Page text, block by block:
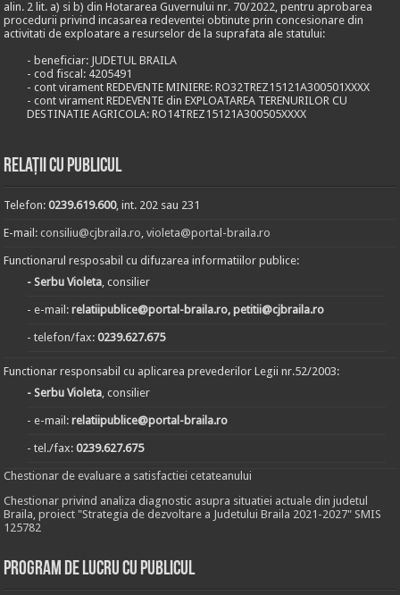
alin. 2 lit. a) si b) din Hotararea Guvernului nr. 70/2022, pentru aprobarea
procedurii privind incasarea redeventei obtinute prin concesionare din
activitati de exploatare a resurselor de la suprafata ale statului:
- beneficiar: JUDETUL BRAILA
- cod fiscal: 4205491
- cont virament REDEVENTE MINIERE: RO32TREZ15121A300501XXXX
- cont virament REDEVENTE din EXPLOATAREA TERENURILOR CU
DESTINATIE AGRICOLA: RO14TREZ15121A300505XXXX
Relații cu publicul
Telefon:0239.619.600, int. 202 sau 231
E-mail:consiliu@cjbraila.ro,violeta@portal-braila.ro
Functionarul resposabil cu difuzarea informatiilor publice:
- Serbu Violeta, consilier
- e-mail:relatiipublice@portal-braila.ro, petitii@cjbraila.ro
- telefon/fax:0239.627.675
Functionar responsabil cu aplicarea prevederilor Legii nr.52/2003:
- Serbu Violeta, consilier
- e-mail:relatiipublice@portal-braila.ro
- tel./fax:0239.627.675
Chestionar de evaluare a satisfactiei cetateanului
Chestionar privind analiza diagnostic asupra situatiei actuale din judetul
Braila, proiect "Strategia de dezvoltare a Judetului Braila 2021-2027" SMIS
125782
Program de lucru cu publicul